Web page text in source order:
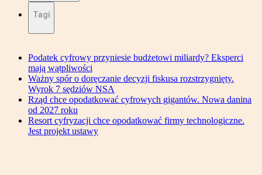
Tagi
Podatek cyfrowy przyniesie budżetowi miliardy? Eksperci
mają wątpliwości
Ważny spór o doręczanie decyzji fiskusa rozstrzygnięty.
Wyrok 7 sędziów NSA
Rząd chce opodatkować cyfrowych gigantów. Nowa danina
od 2027 roku
Resort cyfryzacji chce opodatkować firmy technologiczne.
Jest projekt ustawy